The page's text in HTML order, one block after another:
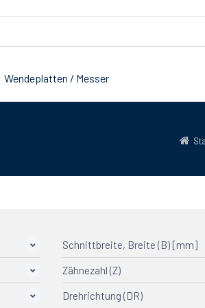
Wendeplatten / Messer
Schnittbreite, Breite (B) [mm]
Zähnezahl (Z)
Drehrichtung (DR)